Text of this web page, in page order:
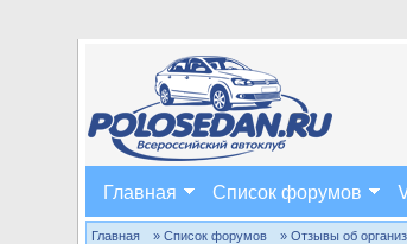
Главная Список форумов
Главная » Список форумов » Отзывы об